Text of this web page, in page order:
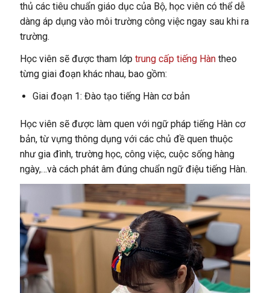
thủ các tiêu chuẩn giáo dục của Bộ, học viên có thể dễ
dàng áp dụng vào môi trường công việc ngay sau khi ra
trường.
Học viên sẽ được tham lớp trung cấp tiếng Hàntheo
từng giai đoạn khác nhau, bao gồm:
Giai đoạn 1: Đào tạo tiếng Hàn cơ bản
Học viên sẽ được làm quen với ngữ pháp tiếng Hàn cơ
bản, từ vựng thông dụng với các chủ đề quen thuộc
như gia đình, trường học, công việc, cuộc sống hàng
ngày,…và cách phát âm đúng chuẩn ngữ điệu tiếng Hàn.